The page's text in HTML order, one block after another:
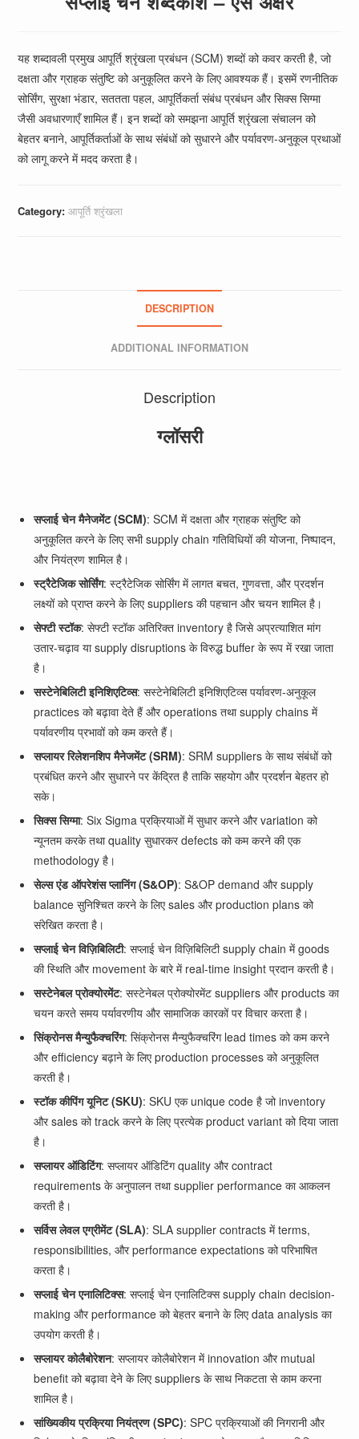
यह शब्दावली प्रमुख आपूर्ति श्रृंखला प्रबंधन (SCM) शब्दों को कवर करती है, जो
दक्षता और ग्राहक संतुष्टि को अनुकूलित करने के लिए आवश्यक हैं। इसमें रणनीतिक
सोर्सिंग, सुरक्षा भंडार, सततता पहल, आपूर्तिकर्ता संबंध प्रबंधन और सिक्स सिग्मा
जैसी अवधारणाएँ शामिल हैं। इन शब्दों को समझना आपूर्ति श्रृंखला संचालन को
बेहतर बनाने, आपूर्तिकर्ताओं के साथ संबंधों को सुधारने और पर्यावरण-अनुकूल प्रथाओं
को लागू करने में मदद करता है।
Category:आपूर्ति श्रृंखला
DESCRIPTION
ADDITIONAL INFORMATION
Description
ग्लॉसरी
सप्लाई चेन मैनेजमेंट (SCM): SCM में दक्षता और ग्राहक संतुष्टि को
अनुकूलित करने के लिए सभी supply chain गतिविधियों की योजना, निष्पादन,
और नियंत्रण शामिल है।
स्ट्रैटेजिक सोर्सिंग: स्ट्रैटेजिक सोर्सिंग में लागत बचत, गुणवत्ता, और प्रदर्शन
लक्ष्यों को प्राप्त करने के लिए suppliers की पहचान और चयन शामिल है।
सेफ्टी स्टॉक: सेफ्टी स्टॉक अतिरिक्त inventory है जिसे अप्रत्याशित मांग
उतार-चढ़ाव या supply disruptions के विरुद्ध buffer के रूप में रखा जाता
है।
सस्टेनेबिलिटी इनिशिएटिव्स: सस्टेनेबिलिटी इनिशिएटिव्स पर्यावरण-अनुकूल
practices को बढ़ावा देते हैं और operations तथा supply chains में
पर्यावरणीय प्रभावों को कम करते हैं।
सप्लायर रिलेशनशिप मैनेजमेंट (SRM): SRM suppliers के साथ संबंधों को
प्रबंधित करने और सुधारने पर केंद्रित है ताकि सहयोग और प्रदर्शन बेहतर हो
सके।
सिक्स सिग्मा: Six Sigma प्रक्रियाओं में सुधार करने और variation को
न्यूनतम करके तथा quality सुधारकर defects को कम करने की एक
methodology है।
सेल्स एंड ऑपरेशंस प्लानिंग (S&OP): S&OP demand और supply
balance सुनिश्चित करने के लिए sales और production plans को
संरेखित करता है।
सप्लाई चेन विज़िबिलिटी: सप्लाई चेन विज़िबिलिटी supply chain में goods
की स्थिति और movement के बारे में real-time insight प्रदान करती है।
सस्टेनेबल प्रोक्योरमेंट: सस्टेनेबल प्रोक्योरमेंट suppliers और products का
चयन करते समय पर्यावरणीय और सामाजिक कारकों पर विचार करता है।
सिंक्रोनस मैन्युफैक्चरिंग: सिंक्रोनस मैन्युफैक्चरिंग lead times को कम करने
और efficiency बढ़ाने के लिए production processes को अनुकूलित
करती है।
स्टॉक कीपिंग यूनिट (SKU): SKU एक unique code है जो inventory
और sales को track करने के लिए प्रत्येक product variant को दिया जाता
है।
सप्लायर ऑडिटिंग: सप्लायर ऑडिटिंग quality और contract
requirements के अनुपालन तथा supplier performance का आकलन
करती है।
सर्विस लेवल एग्रीमेंट (SLA): SLA supplier contracts में terms,
responsibilities, और performance expectations को परिभाषित
करता है।
सप्लाई चेन एनालिटिक्स: सप्लाई चेन एनालिटिक्स supply chain decision-
making और performance को बेहतर बनाने के लिए data analysis का
उपयोग करती है।
सप्लायर कोलैबोरेशन: सप्लायर कोलैबोरेशन में innovation और mutual
benefit को बढ़ावा देने के लिए suppliers के साथ निकटता से काम करना
शामिल है।
सांख्यिकीय प्रक्रिया नियंत्रण (SPC): SPC प्रक्रियाओं की निगरानी और